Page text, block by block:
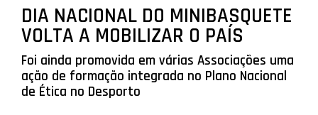
DIA NACIONAL DO MINIBASQUETE
VOLTA A MOBILIZAR O PAÍS
Foi ainda promovida em várias Associações uma
ação de formação integrada no Plano Nacional
de Ética no Desporto